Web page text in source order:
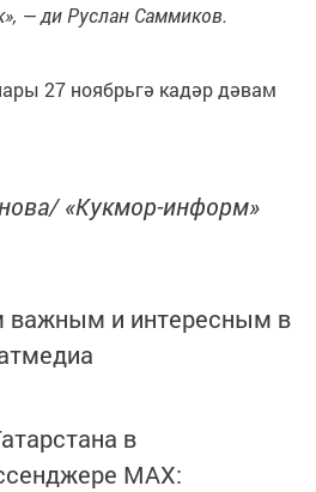
— ди Руслан Саммиков.
27 ноябрьгә кадәр дәвам
«Кукмор-информ»
важным и интересным в
в
MАХ: